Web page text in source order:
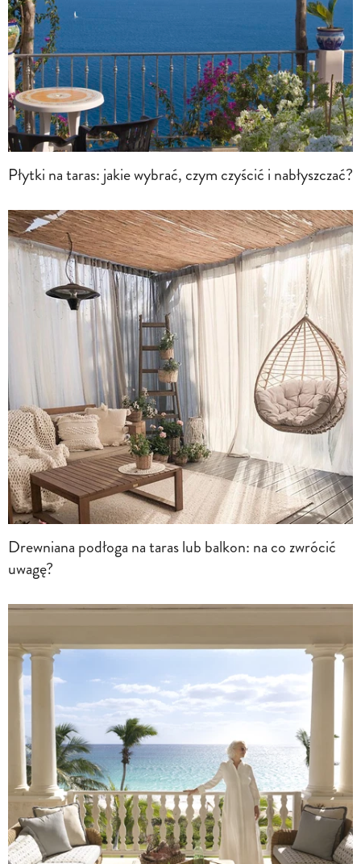
Płytki na taras: jakie wybrać, czym czyścić i nabłyszczać?
Drewniana podłoga na taras lub balkon: na co zwrócić
uwagę?